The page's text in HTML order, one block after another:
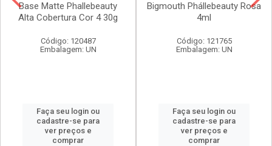
Base Matte Phallebeauty
Alta Cobertura Cor 4 30g
Código: 120487
Embalagem: UN
Faça seu login ou
cadastre-se para
ver preços e
comprar
Bigmouth Phállebeauty Rosa
4ml
Código: 121765
Embalagem: UN
Faça seu login ou
cadastre-se para
ver preços e
comprar